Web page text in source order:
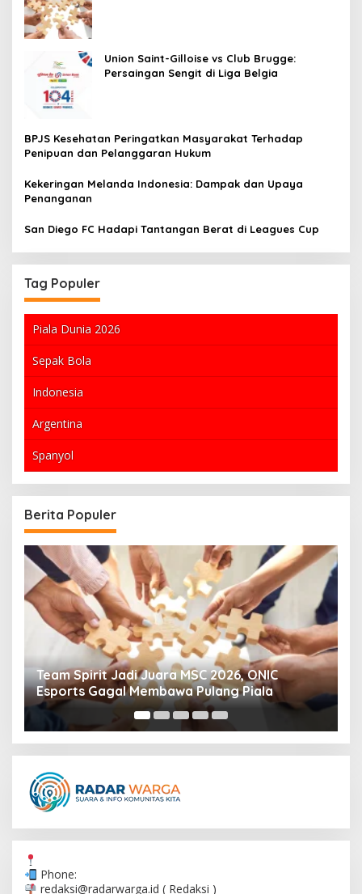
Union Saint-Gilloise vs Club Brugge:
Persaingan Sengit di Liga Belgia
BPJS Kesehatan Peringatkan Masyarakat Terhadap
Penipuan dan Pelanggaran Hukum
Kekeringan Melanda Indonesia: Dampak dan Upaya
Penanganan
San Diego FC Hadapi Tantangan Berat di Leagues Cup
Tag Populer
Piala Dunia 2026
Sepak Bola
Indonesia
Argentina
Spanyol
Berita Populer
Team Spirit Jadi Juara MSC 2026, ONIC
Esports Gagal Membawa Pulang Piala
Phone:
redaksi@radarwarga.id ( Redaksi )